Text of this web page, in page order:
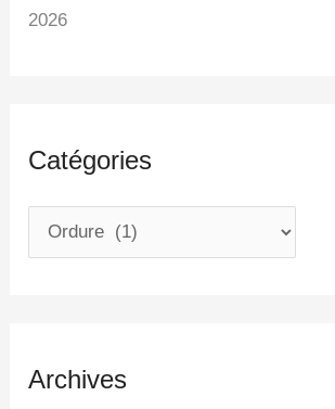
2026
Catégories
Archives